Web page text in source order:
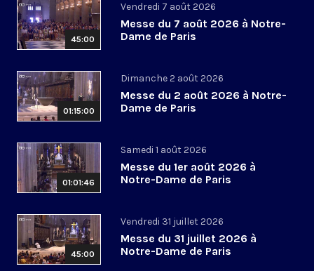
45:00
Vendredi 7 août 2026
Messe du 7 août 2026 à Notre-
Dame de Paris
01:15:00
Dimanche 2 août 2026
Messe du 2 août 2026 à Notre-
Dame de Paris
01:01:46
Samedi 1 août 2026
Messe du 1er août 2026 à
Notre-Dame de Paris
45:00
Vendredi 31 juillet 2026
Messe du 31 juillet 2026 à
Notre-Dame de Paris